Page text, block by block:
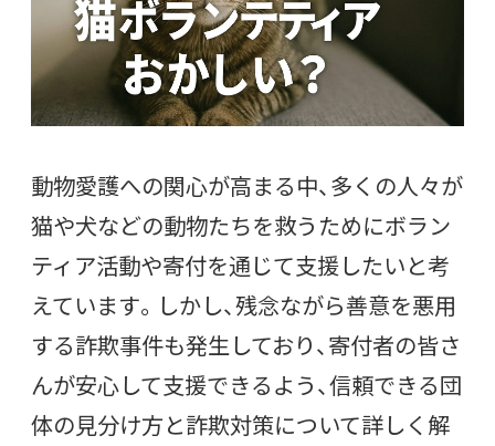
動物愛護への関心が高まる中、多くの人々が
猫や犬などの動物たちを救うためにボラン
ティア活動や寄付を通じて支援したいと考
えています。しかし、残念ながら善意を悪用
する詐欺事件も発生しており、寄付者の皆さ
んが安心して支援できるよう、信頼できる団
体の見分け方と詐欺対策について詳しく解